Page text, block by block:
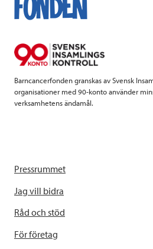
k
Barncancerfonden granskas av Svensk
organisationer med 90-konto använder
verksamhetens ändamål.
Pressrummet
Jag vill bidra
Råd och stöd
För företag